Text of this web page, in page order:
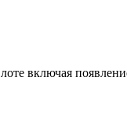
включая